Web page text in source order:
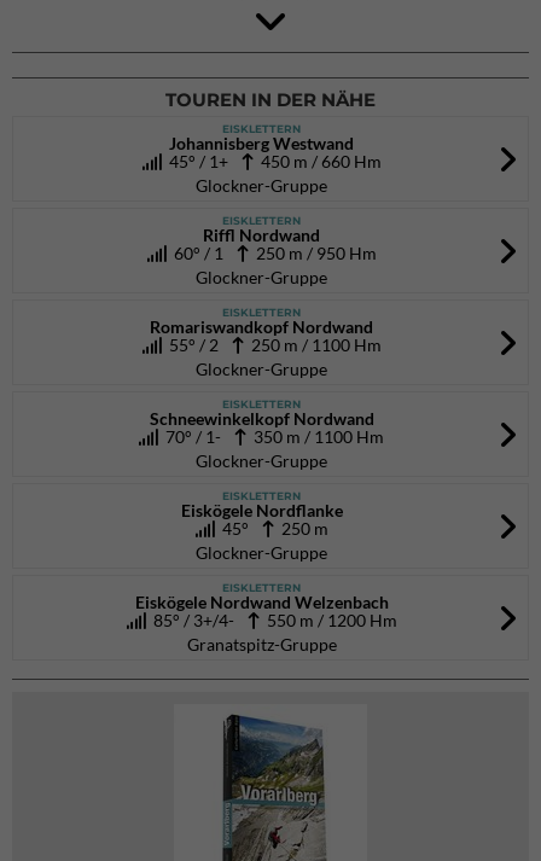
4Blocs KIDS 2026
DAV Kletter- & Boulderzentrum München Süd (Thalkirchen)
26.09.2026
TOUREN IN DER NÄHE
EISKLETTERN
Johannisberg Westwand
45° / 1+ 450 m / 660 Hm
Glockner-Gruppe
EISKLETTERN
Riffl Nordwand
60° / 1 250 m / 950 Hm
Glockner-Gruppe
EISKLETTERN
Romariswandkopf Nordwand
55° / 2 250 m / 1100 Hm
Glockner-Gruppe
EISKLETTERN
Schneewinkelkopf Nordwand
70° / 1-
350 m / 1100 Hm
Glockner-Gruppe
EISKLETTERN
Eiskögele Nordflanke
45° 250 m
Glockner-Gruppe
EISKLETTERN
Eiskögele Nordwand Welzenbach
85° / 3+/4- 550 m / 1200 Hm
Granatspitz-Gruppe